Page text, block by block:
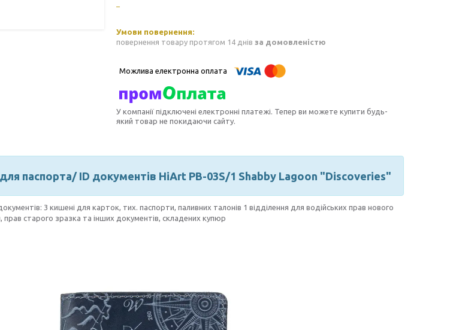
повернення товару протягом 14 днів за домовленістю
У компанії підключені електронні платежі. Тепер ви можете купити будь-
який товар не покидаючи сайту.
паспорта/ ID документів HiArt PB-03S/1 Shabby Lagoon "Discoveries"
3 кишені для карток, тих. паспорти, паливних талонів 1 відділення для водійських прав нового
прав старого зразка та інших документів, складених купюр